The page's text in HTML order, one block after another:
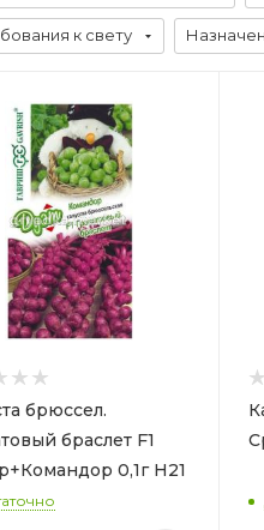
к свету
брюссел.
браслет F1
0,1г Н21
Дуэт